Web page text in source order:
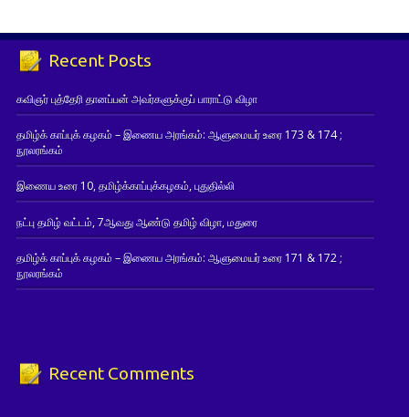
Recent Posts
கவிஞர் புத்தேரி தானப்பன் அவர்களுக்குப் பாராட்டு விழா
தமிழ்க் காப்புக் கழகம் – இணைய அரங்கம்: ஆளுமையர் உரை 173 & 174 ;
நூலரங்கம்
இணைய உரை 10, தமிழ்க்காப்புக்கழகம், புதுதில்லி
நட்பு தமிழ் வட்டம், 7ஆவது ஆண்டு தமிழ் விழா, மதுரை
தமிழ்க் காப்புக் கழகம் – இணைய அரங்கம்: ஆளுமையர் உரை 171 & 172 ;
நூலரங்கம்
Recent Comments